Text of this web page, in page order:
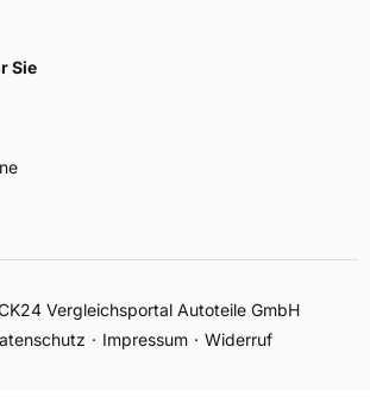
Sie
Vergleichsportal Autoteile GmbH
Impressum Widerruf